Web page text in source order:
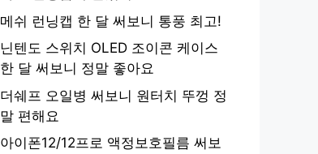
메쉬 런닝캡 한 달 써보니 통풍 최고!
닌텐도 스위치 OLED 조이콘 케이스
한 달 써보니 정말 좋아요
더쉐프 오일병 써보니 원터치 뚜껑 정
말 편해요
아이폰12/12프로 액정보호필름 써보